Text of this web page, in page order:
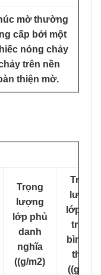
mờ thường
cấp bởi một
nóng chảy
trên nền
thiện mờ.
Trọng
lượng
lớp phủ
danh
nghĩa
((g/m2)
Trọng
lượng
lớp phủ
trung
bình tối
thiểu
((g/m2)